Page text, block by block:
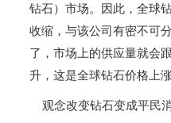
钻石）市场。因此，全球
收缩，与该公司有密不可
了，市场上的供应量就会
升，这是全球钻石价格上
观念改变钻石变成平民